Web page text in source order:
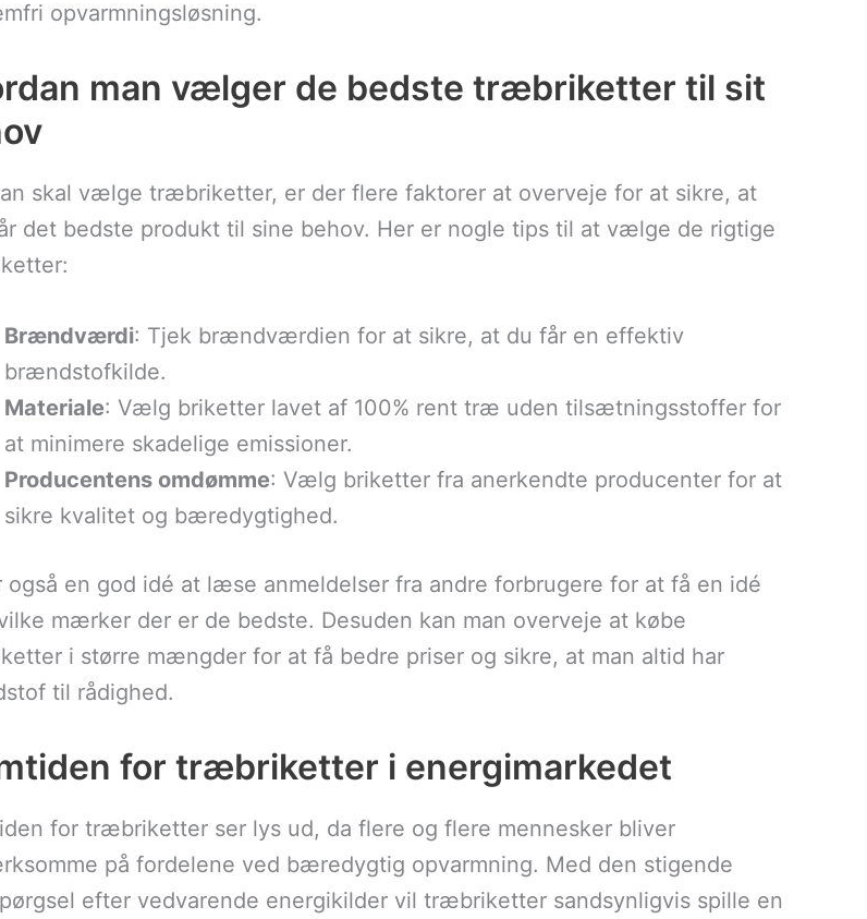
opvarmningsløsning.
man vælger de bedste træbriketter til sit
skal vælge træbriketter, er der flere faktorer at overveje for at sikre, at
det bedste produkt til sine behov. Her er nogle tips til at vælge de rigtige
Brændværdi: Tjek brændværdien for at sikre, at du får en effektiv
brændstofkilde.
Materiale: Vælg briketter lavet af 100% rent træ uden tilsætningsstoffer for
at minimere skadelige emissioner.
Producentens omdømme: Vælg briketter fra anerkendte producenter for at
sikre kvalitet og bæredygtighed.
også en god idé at læse anmeldelser fra andre forbrugere for at få en idé
mærker der er de bedste. Desuden kan man overveje at købe
i større mængder for at få bedre priser og sikre, at man altid har
til rådighed.
for træbriketter i energimarkedet
for træbriketter ser lys ud, da flere og flere mennesker bliver
på fordelene ved bæredygtig opvarmning. Med den stigende
efter vedvarende energikilder vil træbriketter sandsynligvis spille en